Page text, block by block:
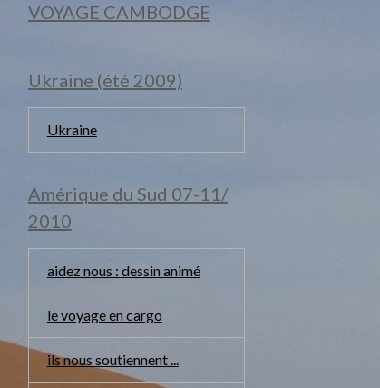
VOYAGE CAMBODGE
Ukraine (été 2009)
Ukraine
Amérique du Sud 07-11/
2010
aidez nous : dessin animé
le voyage en cargo
ils nous soutiennent ...